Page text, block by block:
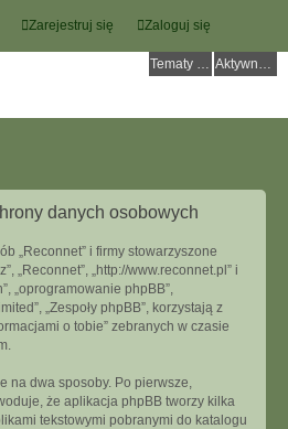
Zaloguj się
Zarejestruj się
Tematy bez odpowiedzi Aktywne tematy
danych osobowych
„Reconnet” i firmy stowarzyszone
„Reconnet”, „http://www.reconnet.pl” i
„oprogramowanie phpBB”,
„Zespoły phpBB”, korzystają z
o tobie” zebranych w czasie
na dwa sposoby. Po pierwsze,
że aplikacja phpBB tworzy kilka
tekstowymi pobranymi do katalogu